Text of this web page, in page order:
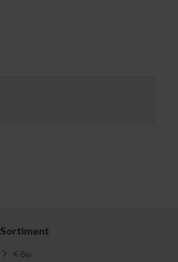
Sortiment
K-Bio